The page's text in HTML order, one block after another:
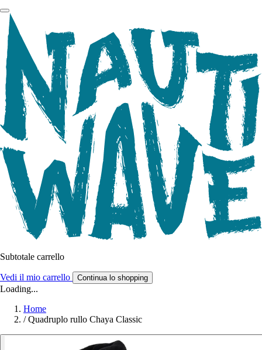
Subtotale carrello
Vedi il mio carrello Continua lo shopping
Loading...
Home
/ Quadruplo rullo Chaya Classic